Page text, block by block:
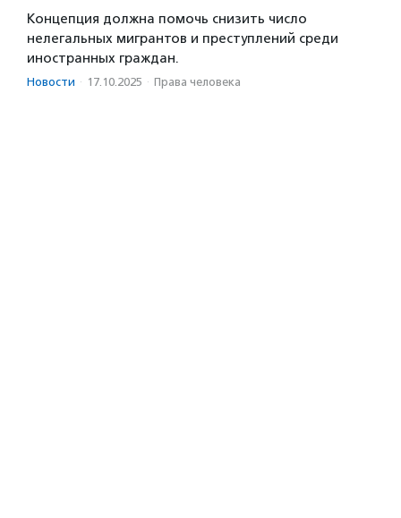
Концепция должна помочь снизить число
нелегальных мигрантов и преступлений среди
иностранных граждан.
Новости · 17.10.2025 · Права человека